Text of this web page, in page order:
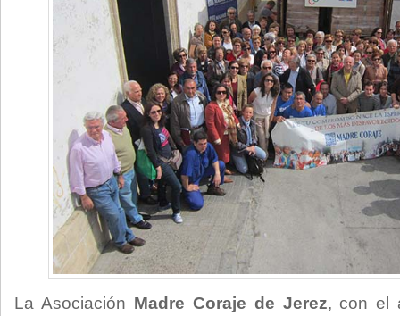
La Asociación Madre Coraje de Jerez, con el